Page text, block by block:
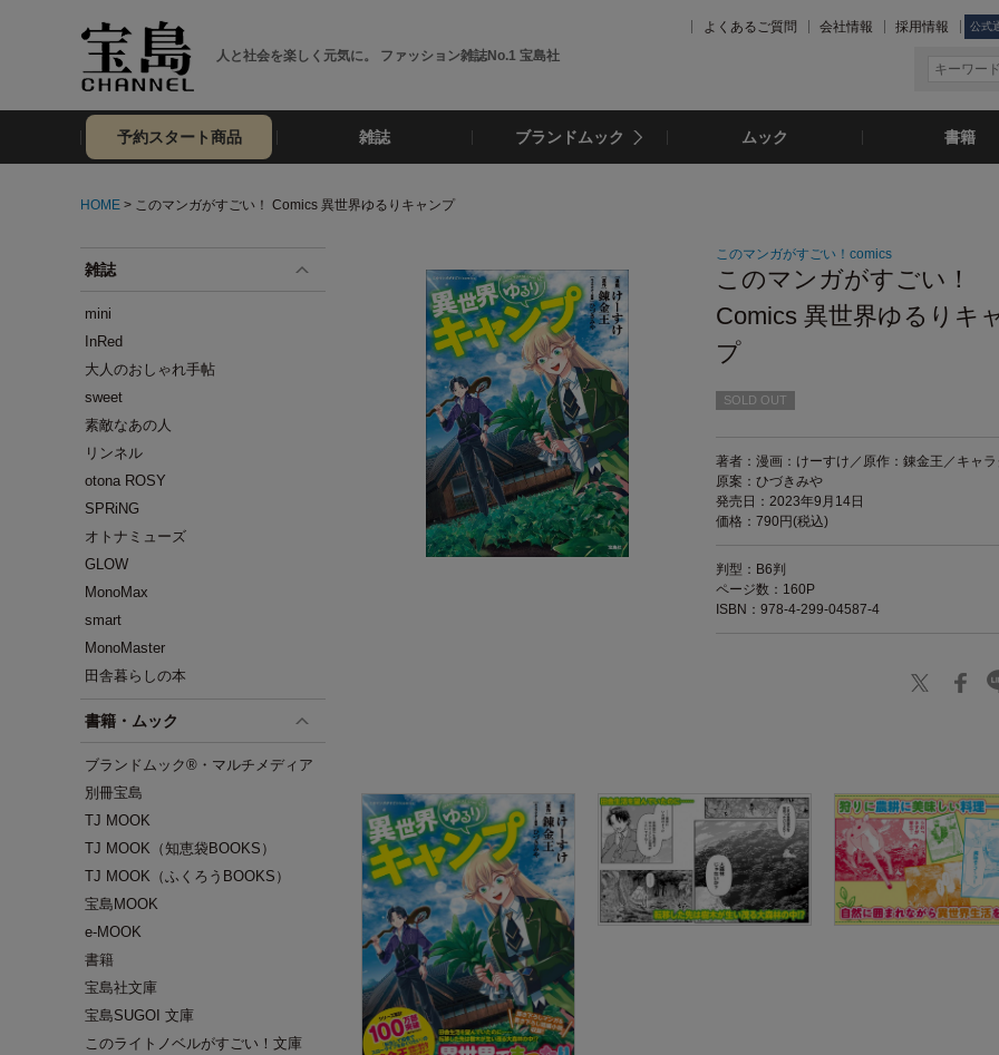
人と社会を楽しく元気に。 ファッション雑誌No.1 宝島社
よくあるご質問 会社情報 採用情報 公式
予約スタート商品 雑誌 ブランドムック ムック 書籍
HOME > このマンガがすごい！ Comics 異世界ゆるりキャンプ
雑誌
mini
InRed
大人のおしゃれ手帖
sweet
素敵なあの人
リンネル
otona ROSY
SPRiNG
オトナミューズ
GLOW
MonoMax
smart
MonoMaster
田舎暮らしの本
書籍・ムック
ブランドムック®・マルチメディア
別冊宝島
TJ MOOK
TJ MOOK（知恵袋BOOKS）
TJ MOOK（ふくろうBOOKS）
宝島MOOK
e-MOOK
書籍
宝島社文庫
宝島SUGOI 文庫
このライトノベルがすごい！文庫
このマンガがすごい！comics
このマンガがすごい！
Comics 異世界ゆるりキ
プ
SOLD OUT
著者：漫画：けーすけ／原作：錬金王／キャラ
原案：ひづきみや
発売日：2023年9月14日
価格：790円(税込)
判型：B6判
ページ数：160P
ISBN：978-4-299-04587-4